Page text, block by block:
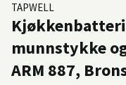
TAPWELL
munnstykke
ARM 887,